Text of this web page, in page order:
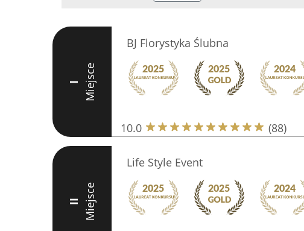
I Miejsce
BJ Florystyka Ślubna
10.0 (88)
II Miejsce
Life Style Event